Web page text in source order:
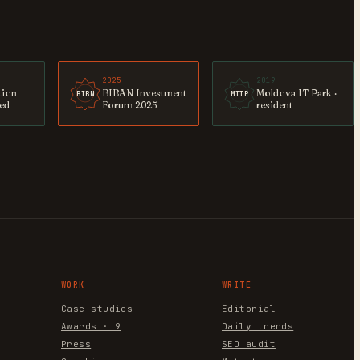
BIBN
2025
BIBAN Investment
Forum 2025
MITP
2019
Moldova IT Park ·
resident
WORK
Case studies
Awards · 9
Press
WRITE
Editorial
Daily trends
SEO audit